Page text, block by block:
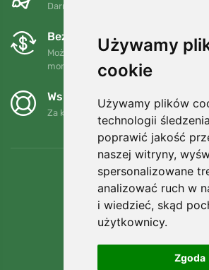
Używamy
cookie
Używamy plików
technologii
poprawić jakość
naszej witryny,
spersonalizowane
analizować ruch w
i wiedzieć, skąd
użytkownicy.
Zgoda
Darmowa wysyłka dla zamówień
Bezpłatne wymiany i zwroty
Możesz zwrócić lub wymienić swoje
momencie w ciągu 90 dni.
Wspieramy Trees.org
Za każde zamówienie sadzimy